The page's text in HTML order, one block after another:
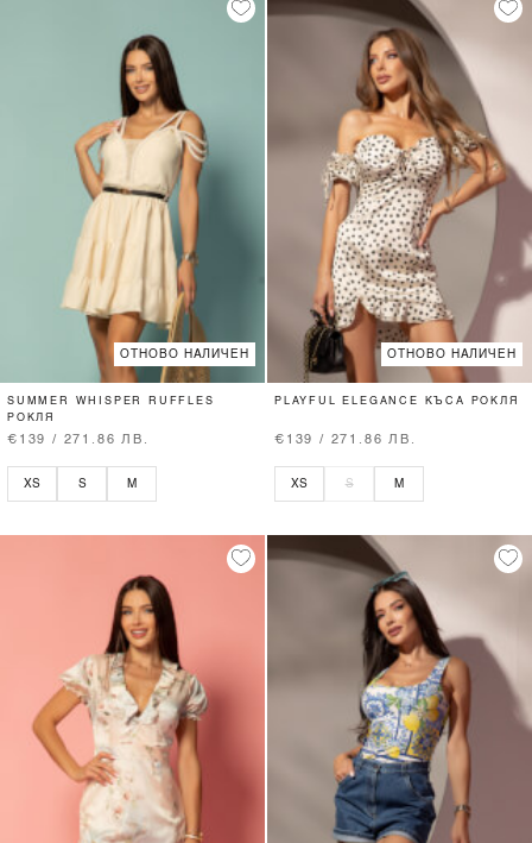
ОТНОВО НАЛИЧЕН
SUMMER WHISPER RUFFLES
РОКЛЯ
€139 / 271.86 ЛВ.
XS S M
ОТНОВО НАЛИЧЕН
PLAYFUL ELEGANCE КЪСА РОКЛЯ
€139 / 271.86 ЛВ.
XS S M